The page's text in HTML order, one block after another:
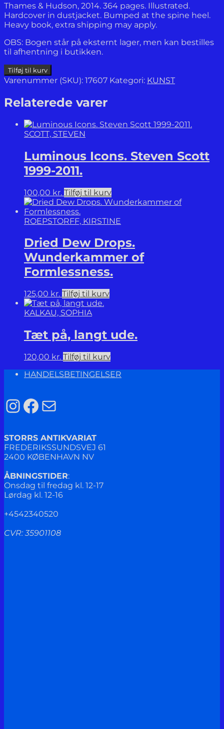
Thames & Hudson, 2014. 364 pages. Illustrated.
Hardcover in dustjacket. Bumped at the spine heel.
Heavy book, extra shipping may apply.
OBS: Bogen står på eksternt lager, men kan bestilles
til afhentning i butikken.
Nordic
Contemporary.
from
Denmark,
Iceland,
Norway
Sweden.
Tilføj til kurv
Varenummer (SKU): 17607 Kategori: KUNST
Relaterede varer
SCOTT, STEVEN
Luminous Icons. Steven Scott
1999-2011.
100,00 kr. Tilføj til kurv
ROEPSTORFF, KIRSTINE
Dried Dew Drops.
Wunderkammer of
Formlessness.
125,00 kr. Tilføj til kurv
KALKAU, SOPHIA
Tæt på, langt ude.
120,00 kr. Tilføj til kurv
HANDELSBETINGELSER
Instagram
Facebook
Mail
STORRS ANTIKVARIAT
FREDERIKSSUNDSVEJ 61
2400 KØBENHAVN NV
ÅBNINGSTIDER:
Onsdag til fredag kl. 12-17
Lørdag kl. 12-16
+4542340520
CVR: 35901108